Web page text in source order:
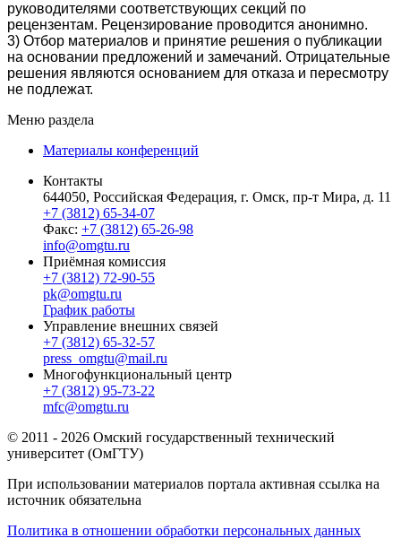
руководителями соответствующих секций по
рецензентам. Рецензирование проводится анонимно.
3) Отбор материалов и принятие решения о публикации
на основании предложений и замечаний. Отрицательные
решения являются основанием для отказа и пересмотру
не подлежат.
Меню раздела
Материалы конференций
Контакты
644050, Российская Федерация, г. Омск, пр-т Мира, д. 11
+7 (3812) 65-34-07
Факс: +7 (3812) 65-26-98
info@omgtu.ru
Приёмная комиссия
+7 (3812) 72-90-55
pk@omgtu.ru
График работы
Управление внешних связей
+7 (3812) 65-32-57
press_omgtu@mail.ru
Многофункциональный центр
+7 (3812) 95-73-22
mfc@omgtu.ru
© 2011 - 2026 Омский государственный технический
университет (ОмГТУ)
При использовании материалов портала активная ссылка на
источник обязательна
Политика в отношении обработки персональных данных